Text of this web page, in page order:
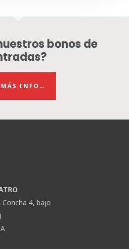
bonos de
MÁS INFO…
Concha 4, bajo